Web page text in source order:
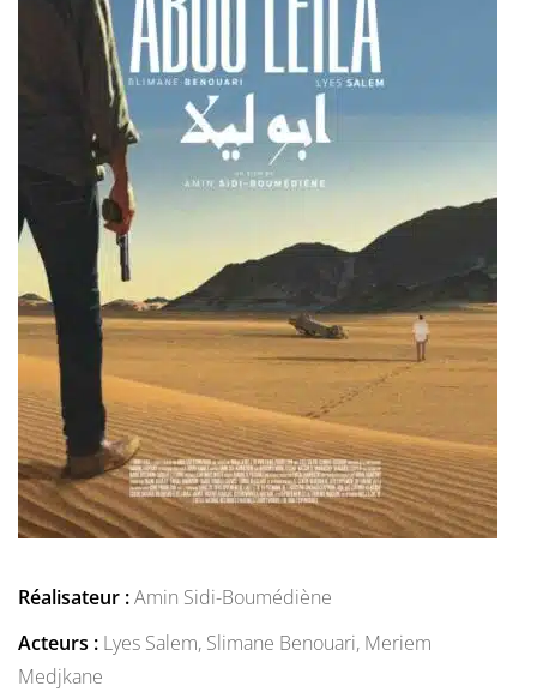
Réalisateur :Amin Sidi-Boumédiène
Acteurs : Lyes Salem, Slimane Benouari, Meriem
Medjkane